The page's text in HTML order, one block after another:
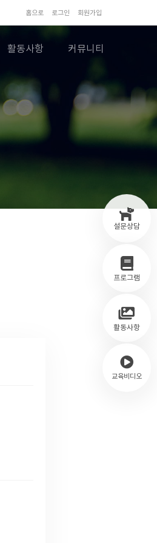
홈으로 로그인 회원가입
활동사항 커뮤니티
설문상담
프로그램
활동사항
교육비디오